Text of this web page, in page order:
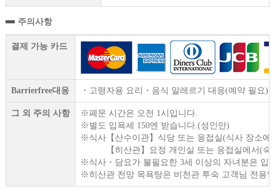
주의사항
결제 가능 카드
Barrierfree대응 ・고령자용 요리・음식 알레르기 대응(예약 필요)
그 외 주의 사항
※폐문 시간은 오전 1시입니다.
※별도 입욕세 150엔 받습니다.(성인만)
※식사【산수이관】식당 또는 응접실(식사 장소
【히산관】요정 개인실 또는 응접실에서(숙
※식사・담요가 불필요한 3세 이상의 자녀분은 입
※히산관 전망 목욕탕은 비천관 투숙 고객님 전용